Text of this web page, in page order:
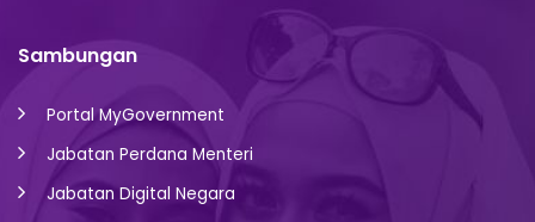
Sambungan
Portal MyGovernment
Jabatan Perdana Menteri
Jabatan Digital Negara